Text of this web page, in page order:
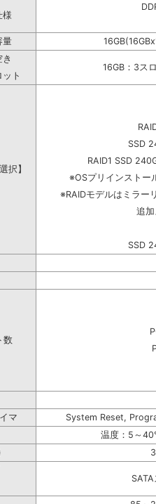
様
量
き
16GB：3ス
ット
択】
SSD
RAID1 SSD
※OSプリインストー
※RAIDモデルはミラー
追
SSD
数
マ
System Reset,
温度：5～